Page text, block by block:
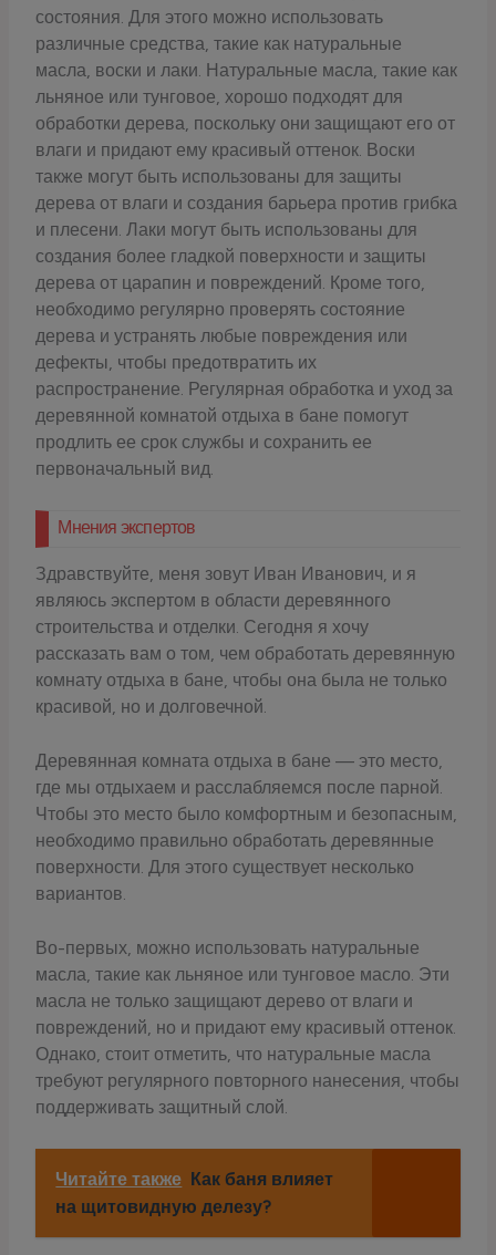
состояния. Для этого можно использовать
различные средства, такие как натуральные
масла, воски и лаки. Натуральные масла, такие как
льняное или тунговое, хорошо подходят для
обработки дерева, поскольку они защищают его от
влаги и придают ему красивый оттенок. Воски
также могут быть использованы для защиты
дерева от влаги и создания барьера против грибка
и плесени. Лаки могут быть использованы для
создания более гладкой поверхности и защиты
дерева от царапин и повреждений. Кроме того,
необходимо регулярно проверять состояние
дерева и устранять любые повреждения или
дефекты, чтобы предотвратить их
распространение. Регулярная обработка и уход за
деревянной комнатой отдыха в бане помогут
продлить ее срок службы и сохранить ее
первоначальный вид.
Мнения экспертов
Здравствуйте, меня зовут Иван Иванович, и я
являюсь экспертом в области деревянного
строительства и отделки. Сегодня я хочу
рассказать вам о том, чем обработать деревянную
комнату отдыха в бане, чтобы она была не только
красивой, но и долговечной.
Деревянная комната отдыха в бане — это место,
где мы отдыхаем и расслабляемся после парной.
Чтобы это место было комфортным и безопасным,
необходимо правильно обработать деревянные
поверхности. Для этого существует несколько
вариантов.
Во-первых, можно использовать натуральные
масла, такие как льняное или тунговое масло. Эти
масла не только защищают дерево от влаги и
повреждений, но и придают ему красивый оттенок.
Однако, стоит отметить, что натуральные масла
требуют регулярного повторного нанесения, чтобы
поддерживать защитный слой.
Читайте также Как баня влияет
на щитовидную делезу?